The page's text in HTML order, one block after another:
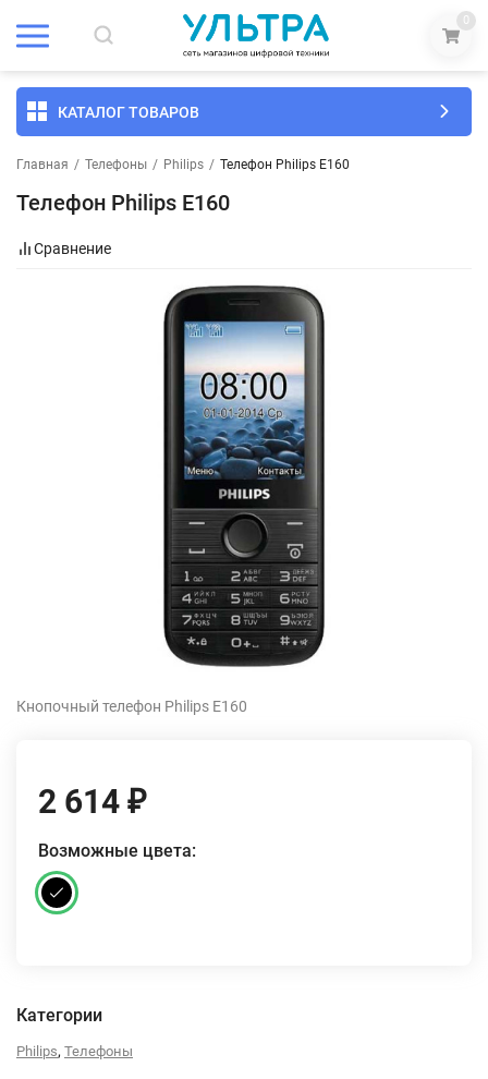
0
КАТАЛОГ ТОВАРОВ
Главная / Телефоны / Philips / Телефон Philips E160
Телефон Philips E160
Сравнение
Кнопочный телефон Philips E160
2 614 ₽
Возможные цвета:
Категории
Philips, Телефоны